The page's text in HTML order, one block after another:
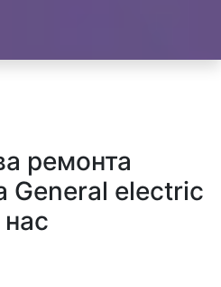
ремонта
General electric